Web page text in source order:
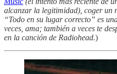
alcanzar la legitimidad), coger un
“Todo en su lugar correcto” es
veces, ama; también a veces te
en la canción de Radiohead.)